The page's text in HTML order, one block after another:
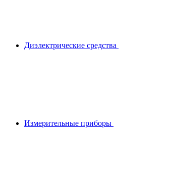
Диэлектрические средства
Измерительные приборы